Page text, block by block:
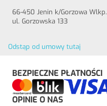
66-450 Jenin k/Gorzowa Wlkp.
ul. Gorzowska 133
Odstąp od umowy tutaj
BEZPIECZNE PŁATNOŚCI
OPINIE O NAS